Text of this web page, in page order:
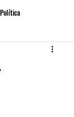
Política
Astrología